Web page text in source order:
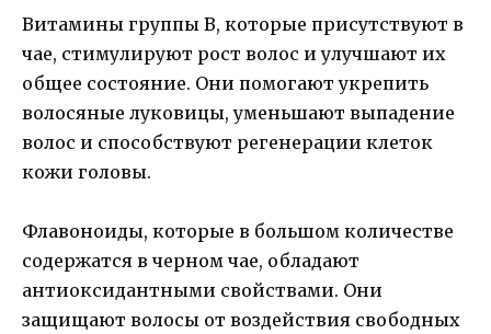
Витамины группы В, которые присутствуют в
чае, стимулируют рост волос и улучшают их
общее состояние. Они помогают укрепить
волосяные луковицы, уменьшают выпадение
волос и способствуют регенерации клеток
кожи головы.
Флавоноиды, которые в большом количестве
содержатся в черном чае, обладают
антиоксидантными свойствами. Они
защищают волосы от воздействия свободных